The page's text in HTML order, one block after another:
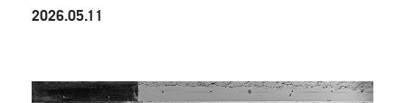
2026.05.11